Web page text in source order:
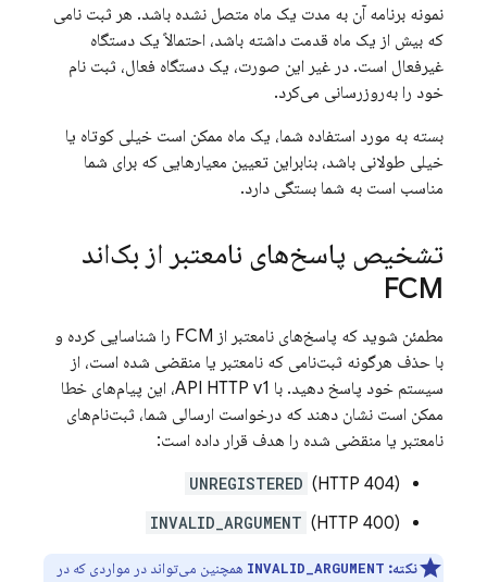
نمونه برنامه آن به مدت یک ماه متصل نشده باشد. هر ثبت نامی
که بیش از یک ماه قدمت داشته باشد، احتمالاً یک دستگاه
غیرفعال است. در غیر این صورت، یک دستگاه فعال، ثبت نام
خود را به‌روزرسانی می‌کرد.
بسته به مورد استفاده شما، یک ماه ممکن است خیلی کوتاه یا
خیلی طولانی باشد، بنابراین تعیین معیارهایی که برای شما
مناسب است به شما بستگی دارد.
تشخیص پاسخ‌های نامعتبر از بک‌اند
FCM
مطمئن شوید که پاسخ‌های نامعتبر از FCM را شناسایی کرده و
با حذف هرگونه ثبت‌نامی که نامعتبر یا منقضی شده است، از
سیستم خود پاسخ دهید. با API HTTP v1، این پیام‌های خطا
ممکن است نشان دهند که درخواست ارسالی شما، ثبت‌نام‌های
نامعتبر یا منقضی شده را هدف قرار داده است:
UNREGISTERED (HTTP 404)
INVALID_ARGUMENT (HTTP 400)
نکته: INVALID_ARGUMENT همچنین می‌تواند در مواردی که در